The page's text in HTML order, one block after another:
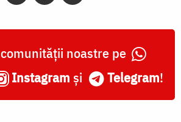
noastre pe
Instagram și Telegram!